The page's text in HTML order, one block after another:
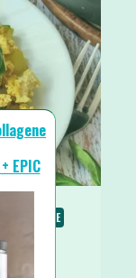
RICETTE
EPIC